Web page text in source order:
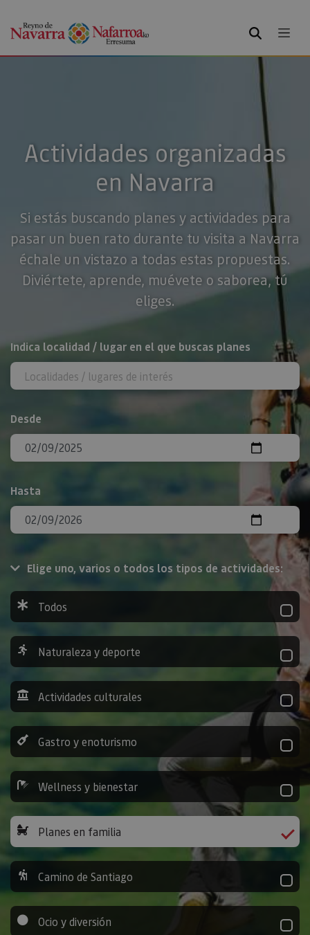
BUSCAR
Actividades organizadas
en Navarra
Si estás buscando planes y actividades para
pasar un buen rato durante tu visita a Navarra
échale un vistazo a todas estas propuestas.
Diviértete, aprende, muévete o saborea, tú
eliges.
BUSCAR
Indica localidad / lugar en el que buscas planes
Desde
Hasta
Elige uno, varios o todos los tipos de actividades:
Todos
Naturaleza y deporte
Actividades culturales
Gastro y enoturismo
Wellness y bienestar
Planes en familia
Camino de Santiago
Ocio y diversión